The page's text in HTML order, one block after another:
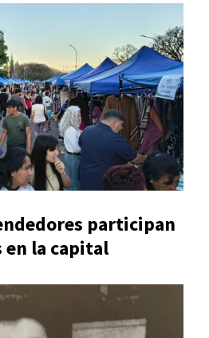
participan
en la capital